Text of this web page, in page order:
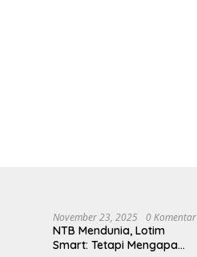
November 23, 2025 0 Komentar
NTB Mendunia, Lotim
Smart: Tetapi Mengapa